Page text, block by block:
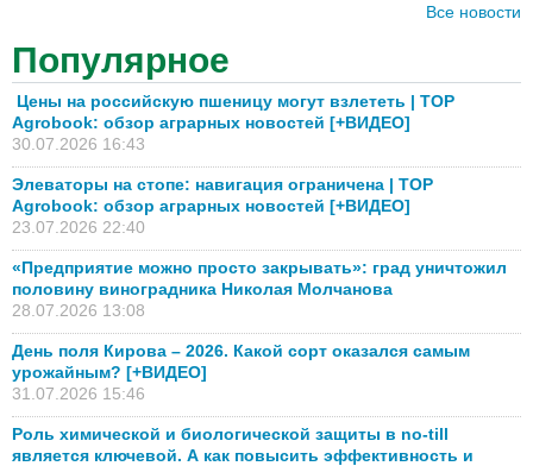
Все новости
Популярное
Цены на российскую пшеницу могут взлететь | TOP
Agrobook: обзор аграрных новостей [+ВИДЕО]
30.07.2026 16:43
Элеваторы на стопе: навигация ограничена | TOP
Agrobook: обзор аграрных новостей [+ВИДЕО]
23.07.2026 22:40
«Предприятие можно просто закрывать»: град уничтожил
половину виноградника Николая Молчанова
28.07.2026 13:08
День поля Кирова – 2026. Какой сорт оказался самым
урожайным? [+ВИДЕО]
31.07.2026 15:46
Роль химической и биологической защиты в no-till
является ключевой. А как повысить эффективность и